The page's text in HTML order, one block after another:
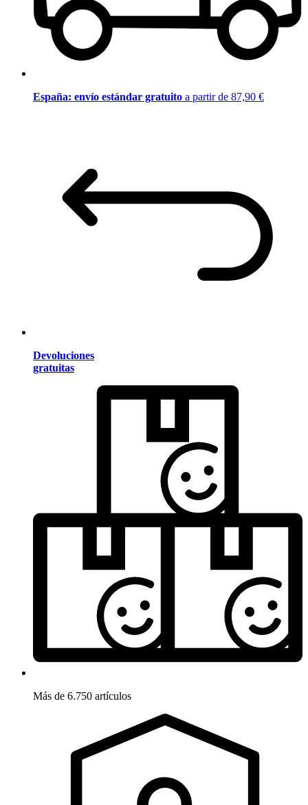
España: envío estándar gratuito a partir de 87,90 €
Devoluciones
gratuitas
Más de 6.750 artículos